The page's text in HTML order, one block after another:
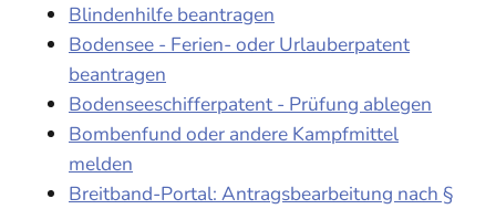
Blindenhilfe beantragen
Bodensee - Ferien- oder Urlauberpatent
beantragen
Bodenseeschifferpatent - Prüfung ablegen
Bombenfund oder andere Kampfmittel
melden
Breitband-Portal: Antragsbearbeitung nach §